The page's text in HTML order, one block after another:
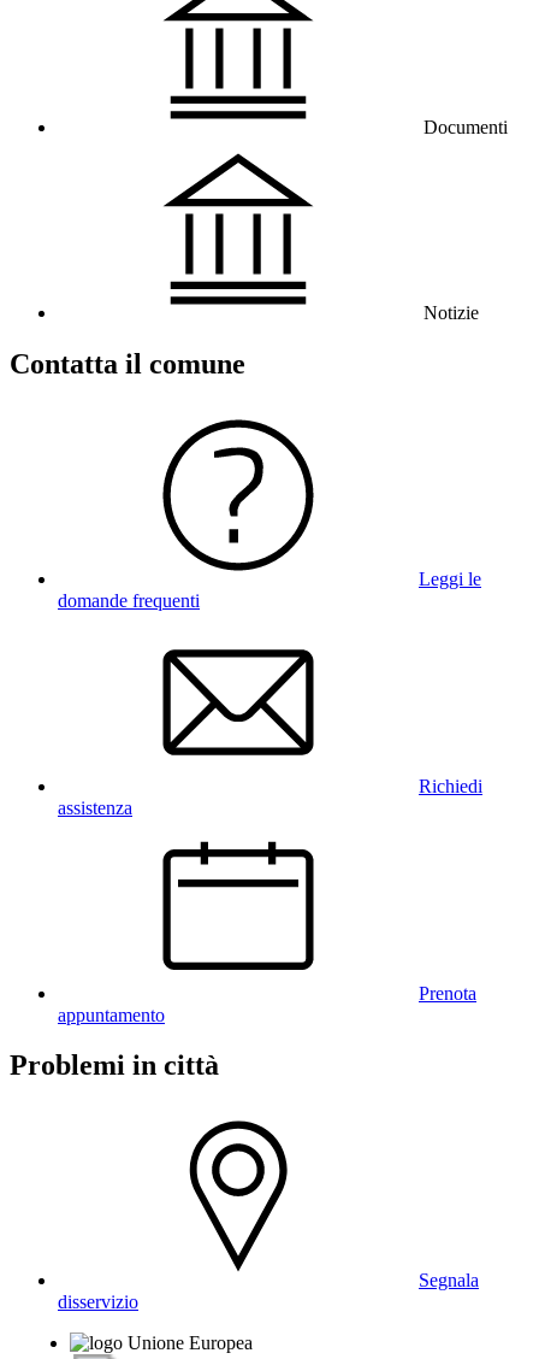
Documenti
Notizie
Contatta il comune
Leggi le
domande frequenti
Richiedi
assistenza
Prenota
appuntamento
Problemi in città
Segnala
disservizio